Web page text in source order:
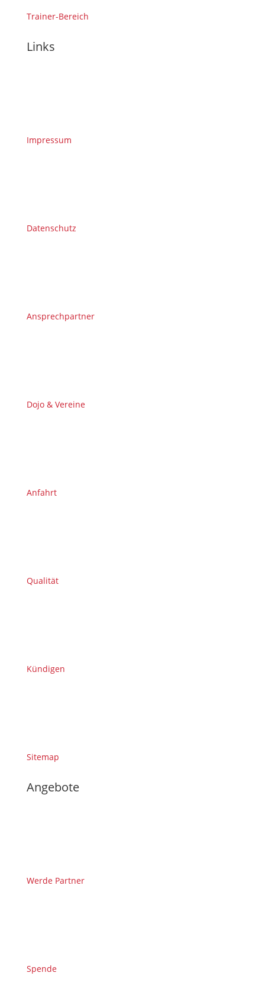
Trainer-Bereich
Links
Impressum
Datenschutz
Ansprechpartner
Dojo & Vereine
Anfahrt
Qualität
Kündigen
Sitemap
Angebote
Werde Partner
Spende